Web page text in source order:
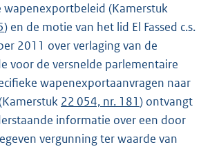
wapenexportbeleid (Kamerstuk
) en de motie van het lid El Fassed c.s.
2011 over verlaging van de
voor de versnelde parlementaire
wapenexportaanvragen naar
22 054, nr. 181) ontvangt
informatie over een door
vergunning ter waarde van